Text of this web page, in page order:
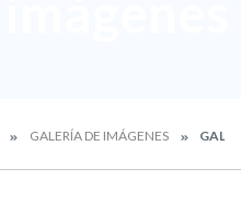
GALERÍA DE IMÁGENES